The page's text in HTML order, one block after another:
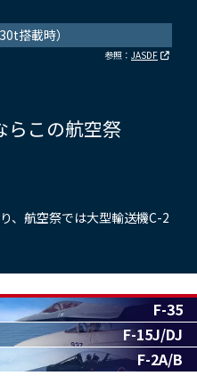
搭載時）
参照： JASDF
らこの航空祭
、航空祭では大型輸送機C-2
F-35
F-15J/DJ
F-2A/B